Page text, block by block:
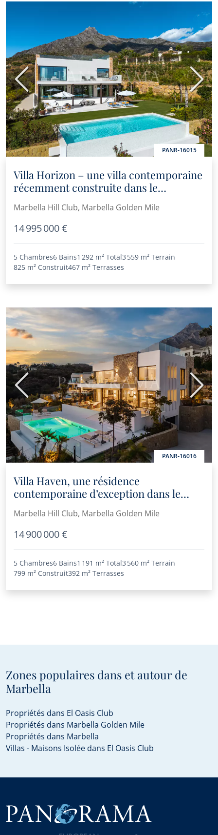
PANR-16015
Précédent
Villa Horizon – une villa contemporaine
récemment construite dans le
prestigieux Marbella Hill Club
Marbella Hill Club, Marbella Golden Mile
14 995 000 €
5 Chambres6 Bains1 292 m² Total3 559 m² Terrain
825 m² Construit467 m² Terrasses
PANR-16016
Précédent
Villa Haven, une résidence
contemporaine d’exception dans le
prestigieux Marbella Hill Club
Marbella Hill Club, Marbella Golden Mile
14 900 000 €
5 Chambres6 Bains1 191 m² Total3 560 m² Terrain
799 m² Construit392 m² Terrasses
Zones populaires dans et autour de
Marbella
Propriétés dans El Oasis Club
Propriétés dans Marbella Golden Mile
Propriétés dans Marbella
Villas - Maisons Isolée dans El Oasis Club